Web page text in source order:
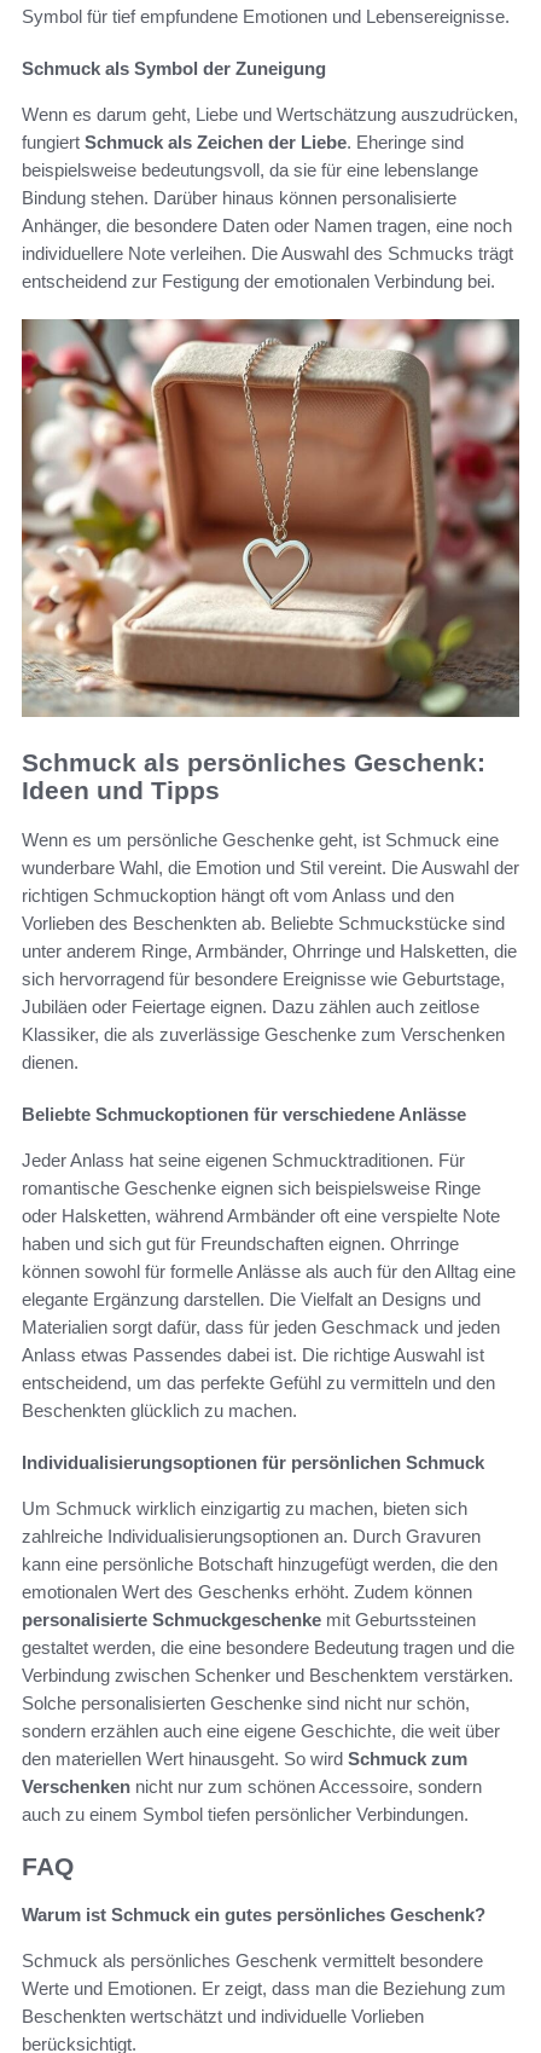
Symbol für tief empfundene Emotionen und Lebensereignisse.
Schmuck als Symbol der Zuneigung
Wenn es darum geht, Liebe und Wertschätzung auszudrücken,
fungiert Schmuck als Zeichen der Liebe. Eheringe sind
beispielsweise bedeutungsvoll, da sie für eine lebenslange
Bindung stehen. Darüber hinaus können personalisierte
Anhänger, die besondere Daten oder Namen tragen, eine noch
individuellere Note verleihen. Die Auswahl des Schmucks trägt
entscheidend zur Festigung der emotionalen Verbindung bei.
Schmuck als persönliches Geschenk:
Ideen und Tipps
Wenn es um persönliche Geschenke geht, ist Schmuck eine
wunderbare Wahl, die Emotion und Stil vereint. Die Auswahl der
richtigen Schmuckoption hängt oft vom Anlass und den
Vorlieben des Beschenkten ab. Beliebte Schmuckstücke sind
unter anderem Ringe, Armbänder, Ohrringe und Halsketten, die
sich hervorragend für besondere Ereignisse wie Geburtstage,
Jubiläen oder Feiertage eignen. Dazu zählen auch zeitlose
Klassiker, die als zuverlässige Geschenke zum Verschenken
dienen.
Beliebte Schmuckoptionen für verschiedene Anlässe
Jeder Anlass hat seine eigenen Schmucktraditionen. Für
romantische Geschenke eignen sich beispielsweise Ringe
oder Halsketten, während Armbänder oft eine verspielte Note
haben und sich gut für Freundschaften eignen. Ohrringe
können sowohl für formelle Anlässe als auch für den Alltag eine
elegante Ergänzung darstellen. Die Vielfalt an Designs und
Materialien sorgt dafür, dass für jeden Geschmack und jeden
Anlass etwas Passendes dabei ist. Die richtige Auswahl ist
entscheidend, um das perfekte Gefühl zu vermitteln und den
Beschenkten glücklich zu machen.
Individualisierungsoptionen für persönlichen Schmuck
Um Schmuck wirklich einzigartig zu machen, bieten sich
zahlreiche Individualisierungsoptionen an. Durch Gravuren
kann eine persönliche Botschaft hinzugefügt werden, die den
emotionalen Wert des Geschenks erhöht. Zudem können
personalisierte Schmuckgeschenke mit Geburtssteinen
gestaltet werden, die eine besondere Bedeutung tragen und die
Verbindung zwischen Schenker und Beschenktem verstärken.
Solche personalisierten Geschenke sind nicht nur schön,
sondern erzählen auch eine eigene Geschichte, die weit über
den materiellen Wert hinausgeht. So wird Schmuck zum
Verschenken nicht nur zum schönen Accessoire, sondern
auch zu einem Symbol tiefen persönlicher Verbindungen.
FAQ
Warum ist Schmuck ein gutes persönliches Geschenk?
Schmuck als persönliches Geschenk vermittelt besondere
Werte und Emotionen. Er zeigt, dass man die Beziehung zum
Beschenkten wertschätzt und individuelle Vorlieben
berücksichtigt.